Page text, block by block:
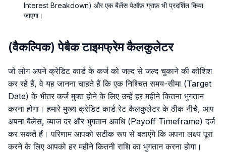
Interest Breakdown) और एक बैलेंस पेऑफ़ ग्राफ़ भी प्रदर्शित किया
जाएगा।
(वैकल्पिक) पेबैक टाइमफ्रेम कैलकुलेटर
जो लोग अपने क्रेडिट कार्ड के कर्ज को जल्द से जल्द चुकाने की कोशिश
कर रहे हैं, वे यह जानना चाहते हैं कि एक निश्चित समय-सीमा (Target
Date) के भीतर कर्ज मुक्त होने के लिए उन्हें हर महीने कितना भुगतान
करना होगा। हमारे मुख्य क्रेडिट कार्ड रेट कैलकुलेटर के ठीक नीचे, आप
अपना बैलेंस, ब्याज दर और भुगतान अवधि (Payoff Timeframe) दर्ज
कर सकते हैं। परिणाम आपको सटीक रूप से बताएंगे कि अपना लक्ष्य पूरा
करने के लिए आपको हर महीने कितनी राशि का भुगतान करना होगा।